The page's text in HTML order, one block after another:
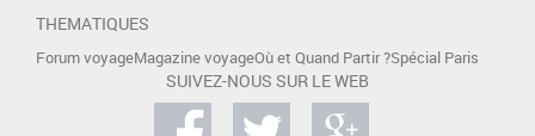
THEMATIQUES
Forum voyageMagazine voyageOù et Quand Partir ?Spécial Paris
SUIVEZ-NOUS SUR LE WEB